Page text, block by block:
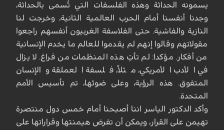
يسمونه الحداثة وهذه الفلسفات التي تُسمى بالحداثة،
وجدنا أنفسنا أمام الحرب العالمية الثانية، وخرجت لنا
النازية والفاشية. حتى الفلاسفة الغربيون أنفسهم راجعوا
مقولاتهم وقالوا إنهم لم يقدموا للعالم ما يخدم الإنسانية
من أفكار. مؤكدا: لم تأتِ هذه المنظمات من فراغ. لا يزال
في الأدب الأمريكي، مثلاً، فلسفة العملقة والإنسان
المتفوق. هذه الرؤية، وعلى ضوئها، تم تأسيس الأمم
المتحدة.
وأكد الدكتور الياسر اننا أصبحنا أمام خمس دول منتصرة
تهيمن على القرار، ويمكن أن تفرض هيمنتها وقراراتها على